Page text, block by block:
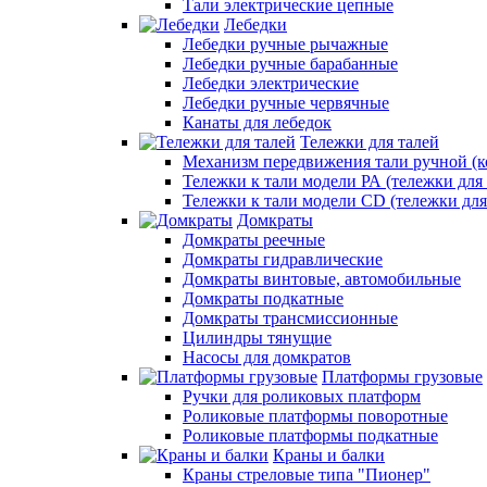
Тали электрические цепные
Лебедки
Лебедки ручные рычажные
Лебедки ручные барабанные
Лебедки электрические
Лебедки ручные червячные
Канаты для лебедок
Тележки для талей
Механизм передвижения тали ручной
Тележки к тали модели РА (тележки для
Тележки к тали модели CD (тележки
Домкраты
Домкраты реечные
Домкраты гидравлические
Домкраты винтовые, автомобильные
Домкраты подкатные
Домкраты трансмиссионные
Цилиндры тянущие
Насосы для домкратов
Платформы грузовые
Ручки для роликовых платформ
Роликовые платформы поворотные
Роликовые платформы подкатные
Краны и балки
Краны стреловые типа "Пионер"